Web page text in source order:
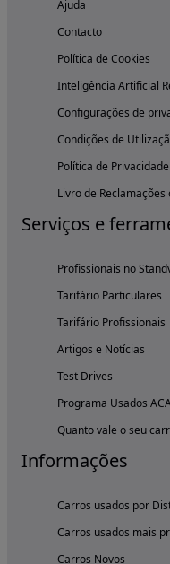
Ajuda
Contacto
Política de Cookies
Inteligência Artificial
Configurações de
Condições de
Política de Privacidade
Livro de Reclamações
Serviços e
Profissionais no
Tarifário Particulares
Tarifário Profissionais
Artigos e Notícias
Test Drives
Programa Usados
Quanto vale o seu
Informações
Carros usados por
Carros usados mais
Carros Novos